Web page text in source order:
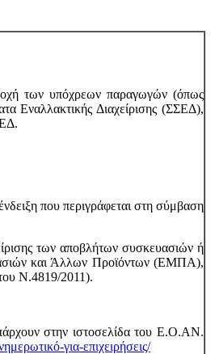
των υπόχρεων παραγωγών (όπως
Εναλλακτικής Διαχείρισης (ΣΣΕΔ),
που περιγράφεται στη σύμβαση
των αποβλήτων συσκευασιών ή
και Άλλων Προϊόντων (ΕΜΠΑ),
Ν.4819/2011).
στην ιστοσελίδα του Ε.Ο.ΑΝ.
για-επιχειρήσεις/